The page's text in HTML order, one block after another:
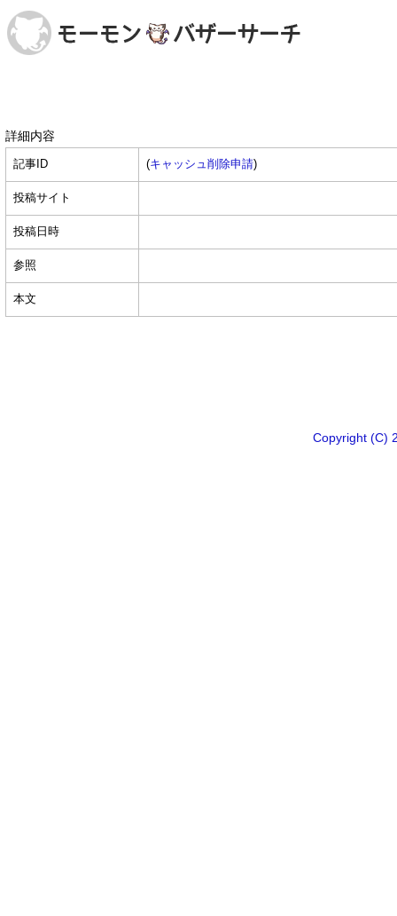
詳細内容
記事ID (キャッシュ削除申請)
投稿サイト
投稿日時
参照
本文
Copyright (C)